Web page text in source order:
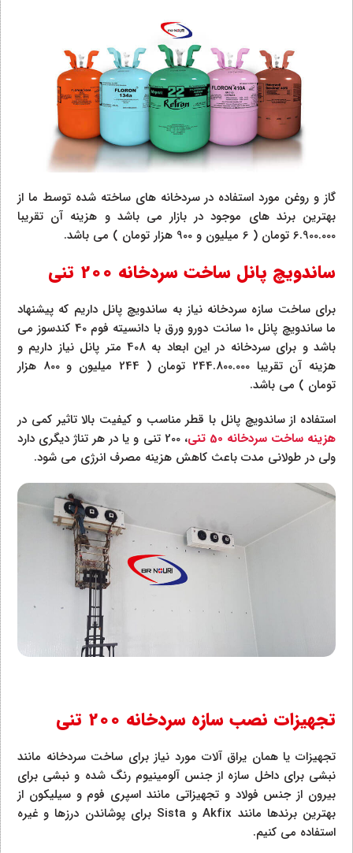
گاز و روغن مورد استفاده در سردخانه های ساخته شده توسط ما از
بهترین برند های موجود در بازار می باشد و هزینه آن تقریبا
6.900.000 تومان ( 6 میلیون و 900 هزار تومان ) می باشد.
ساندویچ پانل ساخت سردخانه 200 تنی
برای ساخت سازه سردخانه نیاز به ساندویچ پانل داریم که پیشنهاد
ما ساندویچ پانل 10 سانت دورو ورق با دانسیته فوم 40 کندسوز می
باشد و برای سردخانه در این ابعاد به 408 متر پانل نیاز داریم و
هزینه آن تقریبا 244.800.000 تومان ( 244 میلیون و 800 هزار
تومان ) می باشد.
استفاده از ساندویچ پانل با قطر مناسب و کیفیت بالا تاثیر کمی در
هزینه ساخت سردخانه 50 تنی
، 200 تنی و یا در هر تناژ دیگری دارد
ولی در طولانی مدت باعث کاهش هزینه مصرف انرژی می شود.
تجهیزات نصب سازه سردخانه 200 تنی
تجهیزات یا همان یراق آلات مورد نیاز برای ساخت سردخانه مانند
نبشی برای داخل سازه از جنس آلومینیوم رنگ شده و نبشی برای
بیرون از جنس فولاد و تجهیزاتی مانند اسپری فوم و سیلیکون از
بهترین برندها مانند Akfix و Sista برای پوشاندن درزها و غیره
استفاده می کنیم.